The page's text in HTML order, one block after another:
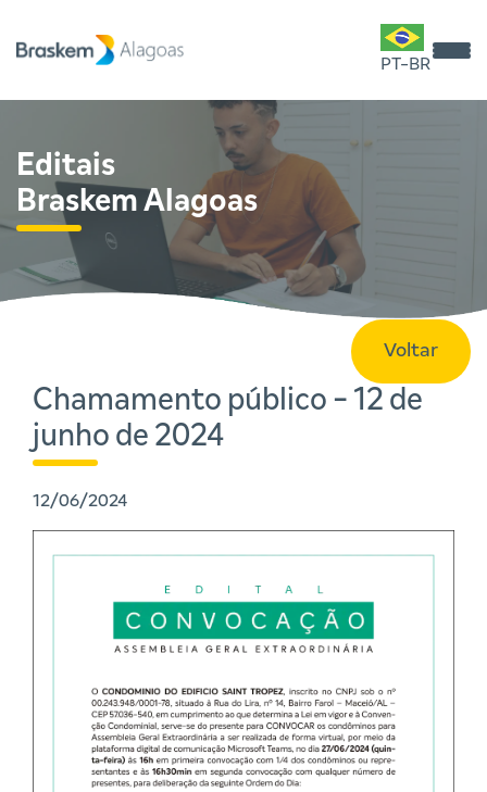
PT-BR
Editais
Braskem Alagoas
Voltar
Chamamento público - 12 de
junho de 2024
12/06/2024